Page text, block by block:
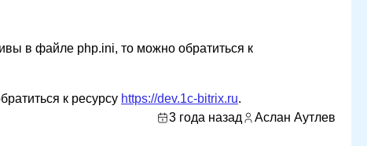
в файле php.ini, то можно обратиться к
к ресурсу https://dev.1c-bitrix.ru.
3 года назад
Аслан Аутлев